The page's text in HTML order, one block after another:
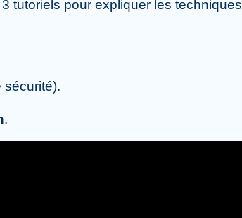
tutoriels pour expliquer les techniques
sécurité).
.